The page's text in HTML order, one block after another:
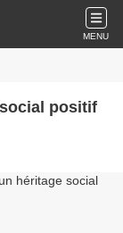
MENU
positif